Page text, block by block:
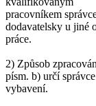
pracovníkem
dodavatelsky u jiné
práce.
2) Způsob
písm. b) určí
vybavení.